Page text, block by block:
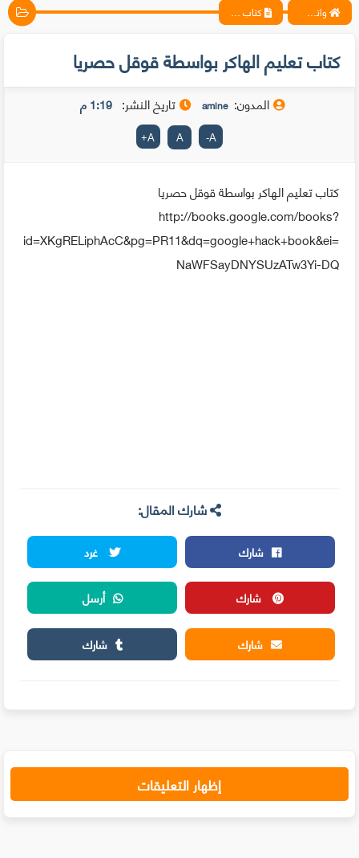
واتس آب ، فيسبوك ، أنترنت ، شروحات تقنية حصرية - المحترف كتاب تعليم الهاكر بواسطة قوقل حصريا
كتاب تعليم الهاكر بواسطة قوقل حصريا
المدون: amine تاريخ النشر: 1:19 م
A
-
A
A
+
كتاب تعليم الهاكر بواسطة قوقل حصريا
http://books.google.com/books?
id=XKgRELiphAcC&pg=PR11&dq=google+hack+book&ei=
NaWFSayDNYSUzATw3Yi-DQ
شارك المقال:
شارك
غرد
شارك
أرسل
شارك
شارك
إظهار التعليقات